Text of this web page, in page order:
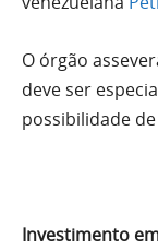
O órgão
deve ser
possibilidade
Investimento